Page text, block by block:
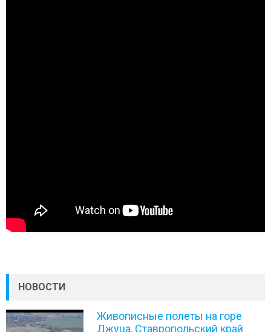
НОВОСТИ
Живописные полеты на горе
Джуца, Ставропольский край